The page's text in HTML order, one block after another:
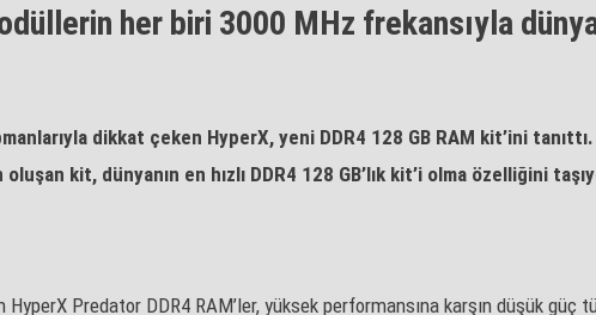
her biri 3000 MHz frekansıyla
dikkat çeken HyperX, yeni DDR4 128 GB RAM kit’ini
kit, dünyanın en hızlı DDR4 128 GB’lık kit’i olma özelliğini
HyperX Predator DDR4 RAM’ler, yüksek performansına karşın düşük